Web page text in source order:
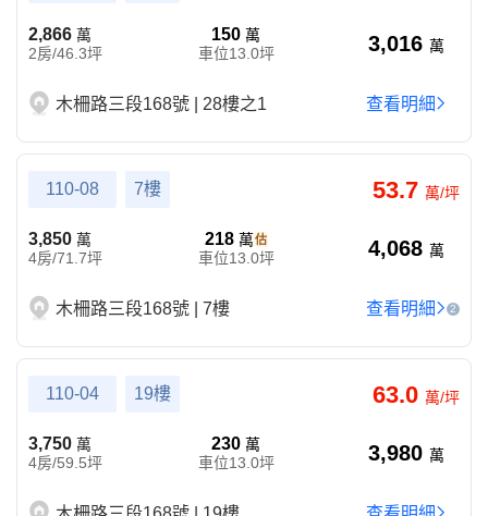
2,866 萬
2房/46.3坪
150萬
車位13.0坪
3,016 萬
木柵路三段168號 | 28樓之1 查看明細
110-08 7樓 53.7 萬/坪
3,850 萬
4房/71.7坪
218 萬
車位13.0坪
4,068 萬
木柵路三段168號 | 7樓 查看明細 2
110-04 19樓 63.0 萬/坪
3,750 萬
4房/59.5坪
230萬
車位13.0坪
3,980 萬